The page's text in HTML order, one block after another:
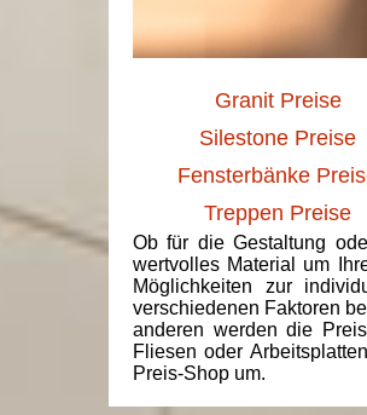
Granit Preise
Silestone Preise
Fensterbänke
Treppen Preise
Ob für die Gestaltung
wertvolles Material um
Möglichkeiten zur
verschiedenen Faktoren
anderen werden die
Fliesen oder
Preis-Shop um.